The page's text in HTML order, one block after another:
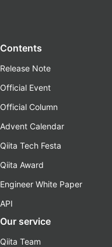
Contents
Release Note
Official Event
Official Column
Advent Calendar
Qiita Tech Festa
Qiita Award
Engineer White Paper
API
Our service
Qiita Team